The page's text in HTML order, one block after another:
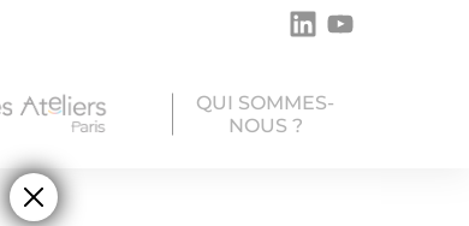
QUI SOMMES-
NOUS ?